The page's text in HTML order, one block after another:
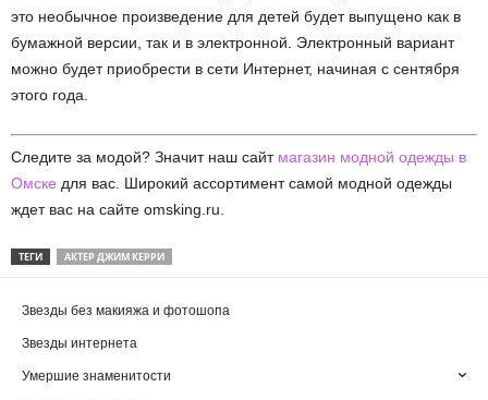
это необычное произведение для детей будет выпущено как в
бумажной версии, так и в электронной. Электронный вариант
можно будет приобрести в сети Интернет, начиная с сентября
этого года.
Следите за модой? Значит наш сайт магазин модной одежды в
Омске для вас. Широкий ассортимент самой модной одежды
ждет вас на сайте omsking.ru.
ТЕГИ АКТЕР ДЖИМ КЕРРИ
Звезды без макияжа и фотошопа
Звезды интернета
Умершие знаменитости